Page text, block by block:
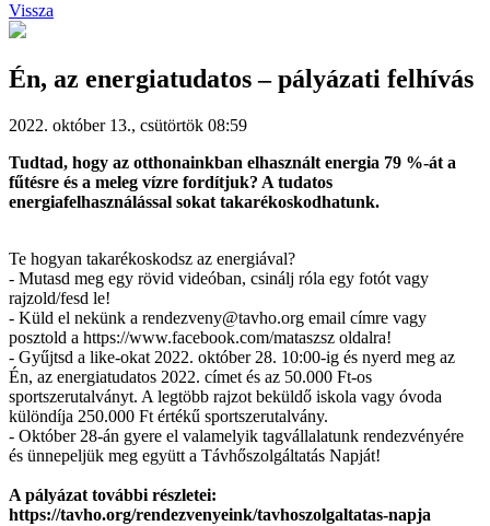
Vissza
Én, az energiatudatos – pályázati felhívás
2022. október 13., csütörtök 08:59
Tudtad, hogy az otthonainkban elhasznált energia 79 %-át a
fűtésre és a meleg vízre fordítjuk? A tudatos
energiafelhasználással sokat takarékoskodhatunk.
Te hogyan takarékoskodsz az energiával?
- Mutasd meg egy rövid videóban, csinálj róla egy fotót vagy
rajzold/fesd le!
- Küld el nekünk a rendezveny@tavho.org email címre vagy
posztold a https://www.facebook.com/mataszsz oldalra!
- Gyűjtsd a like-okat 2022. október 28. 10:00-ig és nyerd meg az
Én, az energiatudatos 2022. címet és az 50.000 Ft-os
sportszerutalványt. A legtöbb rajzot beküldő iskola vagy óvoda
különdíja 250.000 Ft értékű sportszerutalvány.
- Október 28-án gyere el valamelyik tagvállalatunk rendezvényére
és ünnepeljük meg együtt a Távhőszolgáltatás Napját!
A pályázat további részletei:
https://tavho.org/rendezvenyeink/tavhoszolgaltatas-napja